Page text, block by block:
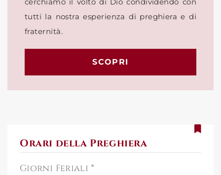
cerchiamo il volto di Dio condividendo con
tutti la nostra esperienza di preghiera e di
fraternità.
SCOPRI
Orari della Preghiera
Giorni Feriali *